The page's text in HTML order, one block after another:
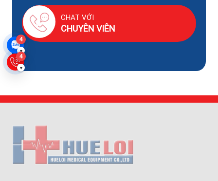
CHAT VỚI
CHUYÊN VIÊN
4
▾
4
▾